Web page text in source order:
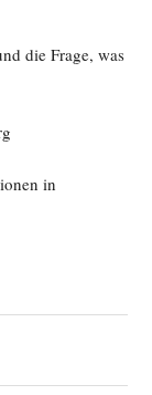
die Frage, was
in